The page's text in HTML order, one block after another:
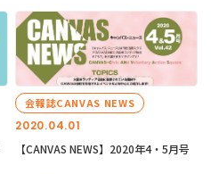
2020.04.01
会報誌CANVAS NEWS
【CANVAS NEWS】2020年4・5月号